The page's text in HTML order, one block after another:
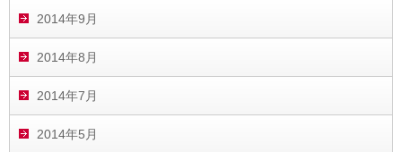
2014年9月
2014年8月
2014年7月
2014年5月